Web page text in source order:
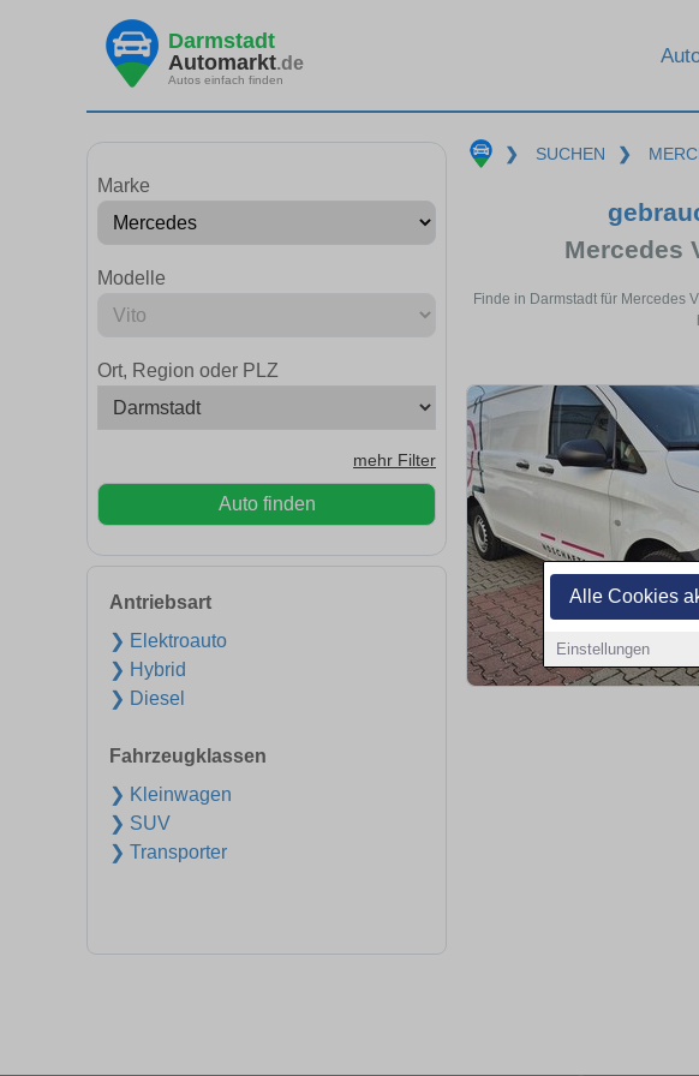
Alle Cookies
Einstellungen
Darmstadt
Automarkt.de
Autos einfach finden
Marke
Modelle
Ort, Region oder PLZ
mehr Filter
Auto finden
Antriebsart
❯ Elektroauto
❯ Hybrid
❯ Diesel
Fahrzeugklassen
❯ Kleinwagen
❯ SUV
❯ Transporter
❯ SUCHEN ❯
Mercedes
Finde in Darmstadt für Mercedes